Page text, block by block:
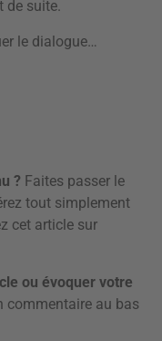
de suite.
le dialogue…
? Faites passer le
tout simplement
cet article sur
ou évoquer votre
commentaire au bas